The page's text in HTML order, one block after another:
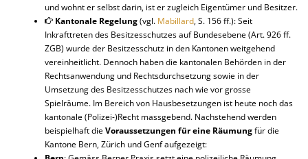
und wohnt er selbst darin, ist er zugleich Eigentümer und Besitzer.
Kantonale Regelung(vgl. Mabillard, S. 156 ff.): Seit
Inkrafttreten des Besitzesschutzes auf Bundesebene (Art. 926 ff.
ZGB) wurde der Besitzesschutz in den Kantonen weitgehend
vereinheitlicht. Dennoch haben die kantonalen Behörden in der
Rechtsanwendung und Rechtsdurchsetzung sowie in der
Umsetzung des Besitzesschutzes nach wie vor grosse
Spielräume. Im Bereich von Hausbesetzungen ist heute noch das
kantonale (Polizei-)Recht massgebend. Nachstehend werden
beispielhaft dieVoraussetzungen für eine Räumungfür die
Kantone Bern, Zürich und Genf aufgezeigt: